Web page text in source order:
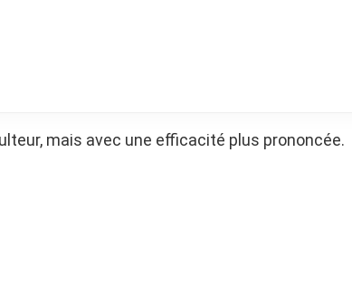
mais avec une efficacité plus prononcée.